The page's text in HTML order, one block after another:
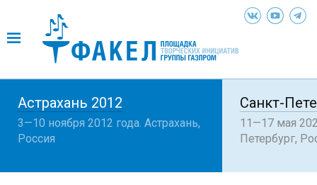
Санкт-
11—17 мая
Петербург,
Астрахань 2012
3—10 ноября 2012 года. Астрахань,
Россия